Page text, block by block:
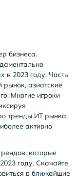
бизнеса.
в 2023 году. Часть
рынок, азиатские
Многие игроки
тренды ИТ рынка,
активно
которые
году. Скачайте
в ближайшие